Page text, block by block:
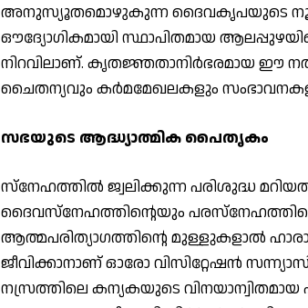
അനുസ്യൂതമൊഴുകുന്ന ദൈവകൃപയുടെ
ഔദ്യോഗികമായി സ്ഥാപിതമായ
നിറവിലാണ്. കൃതജ്ഞതാനിര്‍ഭരമായ ഈ
ചൈതന്യവും കര്‍മമേഖലകളും
സഭയുടെ ആദ്ധ്യാത്മിക പൈതൃകം
സ്‌നേഹത്തില്‍ ജ്വലിക്കുന്ന പരിശുദ്ധ
ദൈവസ്‌നേഹത്തിന്റെയും
ആത്മപരിത്യാഗത്തിന്റെ മുള്ളുകളാല്‍
ജീവിക്കാനാണ് ഓരോ വിസിറ്റേഷന്‍
നസ്രത്തിലെ കന്യകയുടെ വിനയാന്വിതമായ